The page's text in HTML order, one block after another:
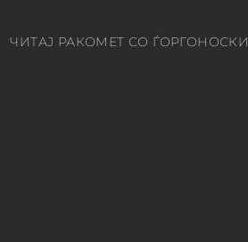
ЧИТАЈ РАКОМЕТ СО ЃОРГОНОСКИ